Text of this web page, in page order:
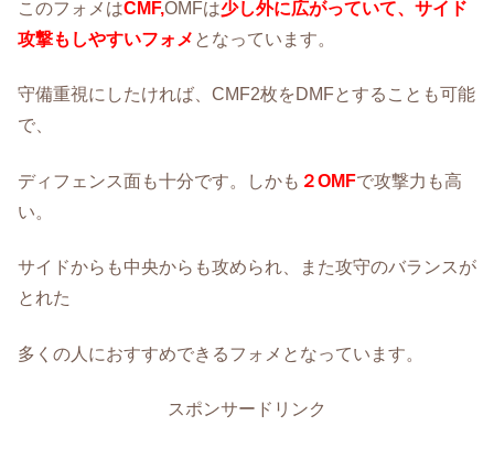
このフォメはCMF,OMFは少し外に広がっていて、サイド
攻撃もしやすいフォメ となっています。
守備重視にしたければ、CMF2枚をDMFとすることも可能
で、
ディフェンス面も十分です。しかも ２OMFで攻撃力も高
い。
サイドからも中央からも攻められ、また攻守のバランスが
とれた
多くの人におすすめできるフォメとなっています。
スポンサードリンク